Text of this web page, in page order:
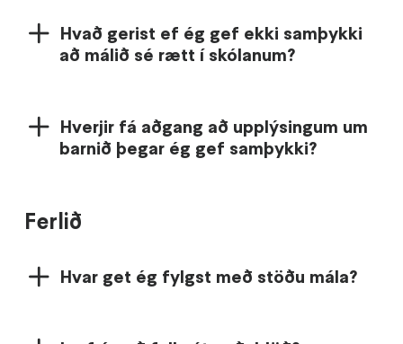
Hvað gerist ef ég gef ekki samþykki
að málið sé rætt í skólanum?
Hverjir fá aðgang að upplýsingum um
barnið þegar ég gef samþykki?
Ferlið
Hvar get ég fylgst með stöðu mála?